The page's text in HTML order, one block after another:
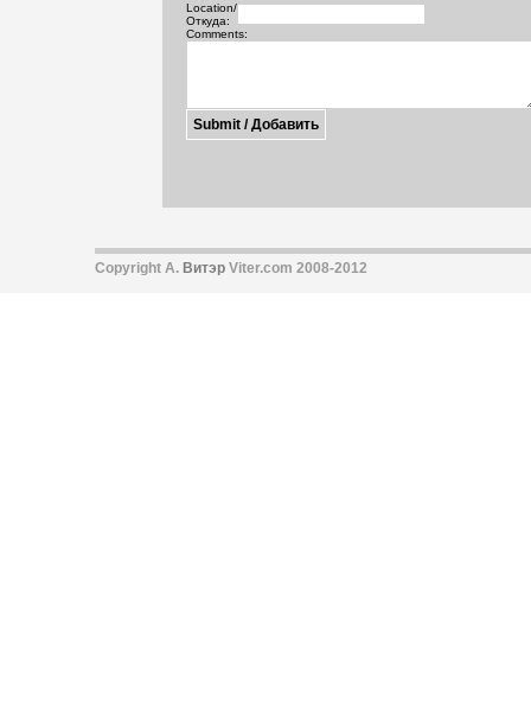
Location/
Откуда:
Comments:
Copyright А. Витэр Viter.com 2008-2012